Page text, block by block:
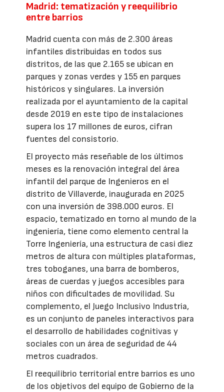
Madrid: tematización y reequilibrio
entre barrios
Madrid cuenta con más de 2.300 áreas
infantiles distribuidas en todos sus
distritos, de las que 2.165 se ubican en
parques y zonas verdes y 155 en parques
históricos y singulares. La inversión
realizada por el ayuntamiento de la capital
desde 2019 en este tipo de instalaciones
supera los 17 millones de euros, cifran
fuentes del consistorio.
El proyecto más reseñable de los últimos
meses es la renovación integral del área
infantil del parque de Ingenieros en el
distrito de Villaverde, inaugurada en 2025
con una inversión de 398.000 euros. El
espacio, tematizado en torno al mundo de la
ingeniería, tiene como elemento central la
Torre Ingeniería, una estructura de casi diez
metros de altura con múltiples plataformas,
tres toboganes, una barra de bomberos,
áreas de cuerdas y juegos accesibles para
niños con dificultades de movilidad. Su
complemento, el Juego Inclusivo Industria,
es un conjunto de paneles interactivos para
el desarrollo de habilidades cognitivas y
sociales con un área de seguridad de 44
metros cuadrados.
El reequilibrio territorial entre barrios es uno
de los objetivos del equipo de Gobierno de la